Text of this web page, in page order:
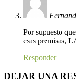
Por supuesto
esas premisas,
Responder
DEJAR UNA